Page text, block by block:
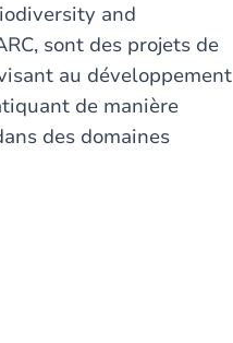
and
sont des projets de
au développement
de manière
des domaines